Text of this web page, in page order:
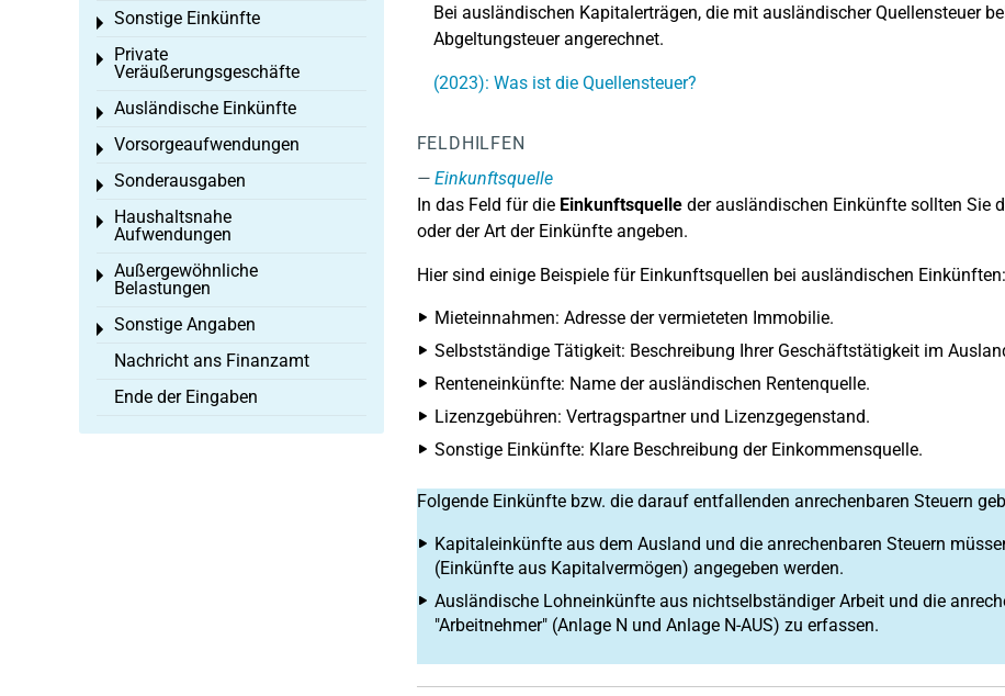
Bei ausländischen Kapitalerträgen, die mit ausländischer Quellensteuer
Abgeltungsteuer angerechnet.
(2023): Was ist die Quellensteuer?
FELDHILFEN
Einkunftsquelle
In das Feld für die Einkunftsquelleder ausländischen Einkünfte sollten Sie
oder der Art der Einkünfte angeben.
Hier sind einige Beispiele für Einkunftsquellen bei ausländischen Einkünften:
Mieteinnahmen: Adresse der vermieteten Immobilie.
Selbstständige Tätigkeit: Beschreibung Ihrer Geschäftstätigkeit im
Renteneinkünfte: Name der ausländischen Rentenquelle.
Lizenzgebühren: Vertragspartner und Lizenzgegenstand.
Sonstige Einkünfte: Klare Beschreibung der Einkommensquelle.
Folgende Einkünfte bzw. die darauf entfallenden anrechenbaren Steuern
Kapitaleinkünfte aus dem Ausland und die anrechenbaren Steuern
(Einkünfte aus Kapitalvermögen) angegeben werden.
Ausländische Lohneinkünfte aus nichtselbständiger Arbeit und die
"Arbeitnehmer" (Anlage N und Anlage N-AUS) zu erfassen.
Sonstige Einkünfte
Toggle menu
Private
Veräußerungsgeschäfte
Toggle menu
Ausländische Einkünfte
Toggle menu
Vorsorgeaufwendungen
Toggle menu
Sonderausgaben
Toggle menu
Haushaltsnahe
Aufwendungen
Toggle menu
Außergewöhnliche
Belastungen
Toggle menu
Sonstige Angaben
Toggle menu
Nachricht ans Finanzamt
Ende der Eingaben